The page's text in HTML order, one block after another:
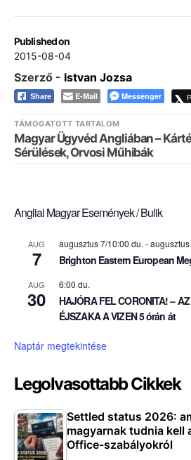
Published on
2015-08-04
Szerző - Istvan Jozsa
Share E-Mail Messenger
TÁMOGATOTT TARTALOM
Magyar Ügyvéd Angliában –
Sérülések, Orvosi Műhibák
Angliai Magyar Események / Bulik
AUG
7
augusztus 7/10:00 du. -
Brighton Eastern European
AUG
30
6:00 du.
HAJÓRA FEL CORONITA! –
ÉJSZAKA A VIZEN 5 órán át
Naptár megtekintése
Legolvasottabb Cikkek
Settled status 2026:
magyarnak tudnia kell
Office-szabályokról